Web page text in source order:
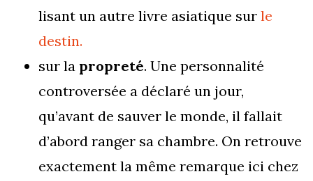
lisant un autre livre asiatique sur le
destin.
sur la propreté. Une personnalité
controversée a déclaré un jour,
qu’avant de sauver le monde, il fallait
d’abord ranger sa chambre. On retrouve
exactement la même remarque ici chez